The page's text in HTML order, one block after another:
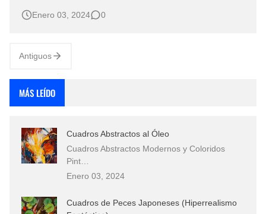
Cuadros / Pinturas Óleo Artistas Famosos Cuadros
Enero 03, 2024 0
Antiguos
MÁS LEÍDO
Cuadros Abstractos al Óleo
Cuadros Abstractos Modernos y Coloridos
Pint…
Enero 03, 2024
Cuadros de Peces Japoneses (Hiperrealismo